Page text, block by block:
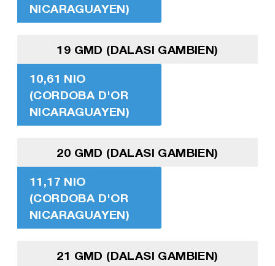
NICARAGUAYEN)
19 GMD (DALASI GAMBIEN)
10,61 NIO
(CORDOBA D'OR
NICARAGUAYEN)
20 GMD (DALASI GAMBIEN)
11,17 NIO
(CORDOBA D'OR
NICARAGUAYEN)
21 GMD (DALASI GAMBIEN)